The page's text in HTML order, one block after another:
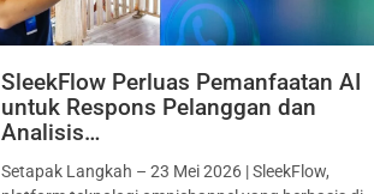
SleekFlow Perluas Pemanfaatan AI
untuk Respons Pelanggan dan
Analisis…
Setapak Langkah – 23 Mei 2026 | SleekFlow,